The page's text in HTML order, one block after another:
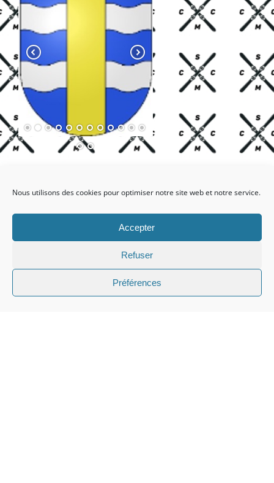
Nous utilisons des cookies pour optimiser notre site web et notre service.
Accepter
Refuser
Préférences